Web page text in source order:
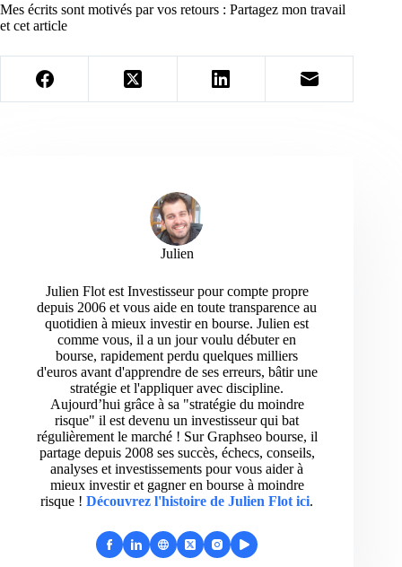
Mes écrits sont motivés par vos retours : Partagez mon travail
et cet article
Julien
Julien Flot est Investisseur pour compte propre
depuis 2006 et vous aide en toute transparence au
quotidien à mieux investir en bourse. Julien est
comme vous, il a un jour voulu débuter en
bourse, rapidement perdu quelques milliers
d'euros avant d'apprendre de ses erreurs, bâtir une
stratégie et l'appliquer avec discipline.
Aujourd’hui grâce à sa "stratégie du moindre
risque" il est devenu un investisseur qui bat
régulièrement le marché ! Sur Graphseo bourse, il
partage depuis 2008 ses succès, échecs, conseils,
analyses et investissements pour vous aider à
mieux investir et gagner en bourse à moindre
risque ! Découvrez l'histoire de Julien Flot ici.